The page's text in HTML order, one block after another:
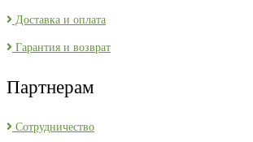
Доставка и оплата
Гарантия и возврат
Партнерам
Сотрудничество